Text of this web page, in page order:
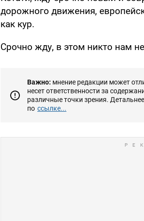
дорожного движения,
как кур.
Срочно жду, в этом никто нам
Важно: мнение редакции может
несет ответственности за
различные точки зрения.
по ссылке...